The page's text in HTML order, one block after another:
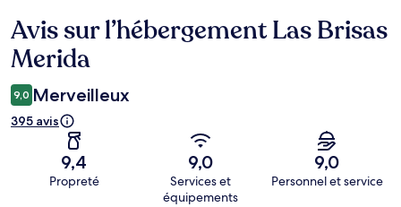
Avis
Avis sur l’hébergement Las Brisas
Merida
9,0 Merveilleux
395 avis
9,4
Propreté
9,0
Services et
équipements
9,0
Personnel et service